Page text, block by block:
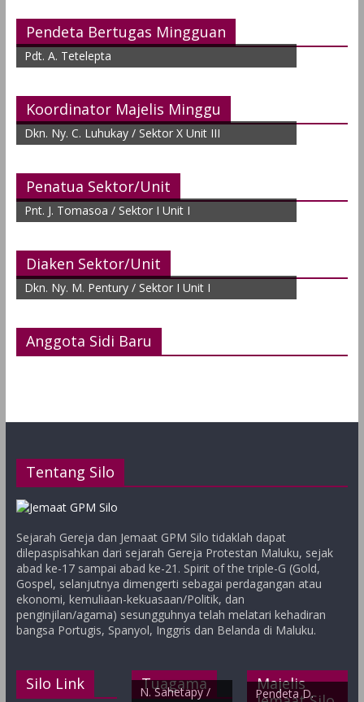
Pendeta Bertugas Mingguan
Pdt. A. Tetelepta
Koordinator Majelis Minggu
Dkn. Ny. C. Luhukay / Sektor X Unit III
Penatua Sektor/Unit
Pnt. J. Tomasoa / Sektor I Unit I
Diaken Sektor/Unit
Dkn. Ny. M. Pentury / Sektor I Unit I
Anggota Sidi Baru
Tentang Silo
Sejarah Gereja dan Jemaat GPM Silo tidaklah dapat
dilepaspisahkan dari sejarah Gereja Protestan Maluku, sejak
abad ke-17 sampai abad ke-21. Spirit of the triple-G (Gold,
Gospel, selanjutnya dimengerti sebagai perdagangan atau
ekonomi, kemuliaan-kekuasaan/Politik, dan
penginjilan/agama) sesungguhnya telah melatari kehadiran
bangsa Portugis, Spanyol, Inggris dan Belanda di Maluku.
Silo Link Tuagama
N. Sahetapy /
Majelis
Pendeta D.